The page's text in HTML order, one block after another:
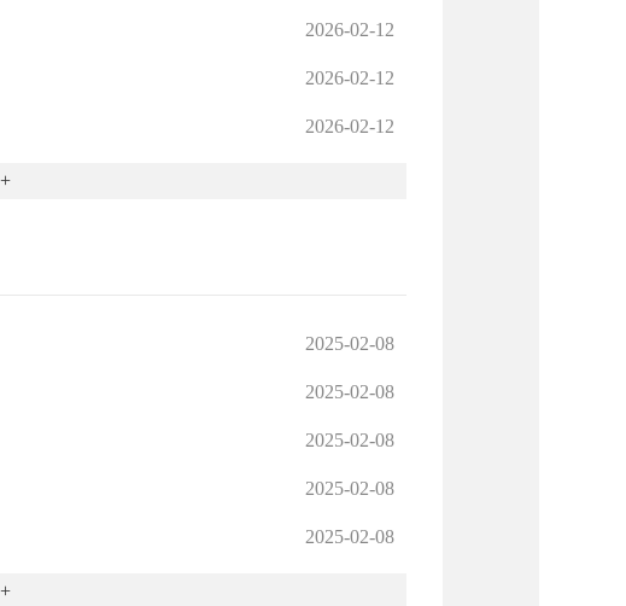
2026-02-12
2026-02-12
2026-02-12
2025-02-08
2025-02-08
2025-02-08
2025-02-08
2025-02-08